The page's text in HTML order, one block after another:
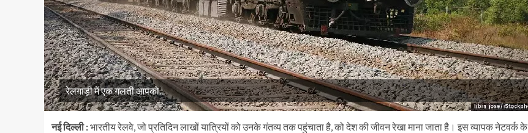
रेलगाड़ी में एक गलती आपको...
नई दिल्ली :भारतीय रेलवे, जो प्रतिदिन लाखों यात्रियों को उनके गंतव्य तक पहुंचाता है, को देश की जीवन रेखा माना जाता है। इस व्यापक नेटवर्क के